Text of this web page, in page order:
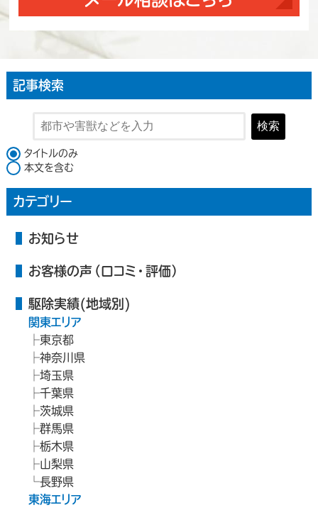
記事検索
検索
検索対象
タイトルのみ
本文を含む
カテゴリー
お知らせ
お客様の声（口コミ・評価）
駆除実績(地域別)
関東エリア
東京都
神奈川県
埼玉県
千葉県
茨城県
群馬県
栃木県
山梨県
長野県
東海エリア